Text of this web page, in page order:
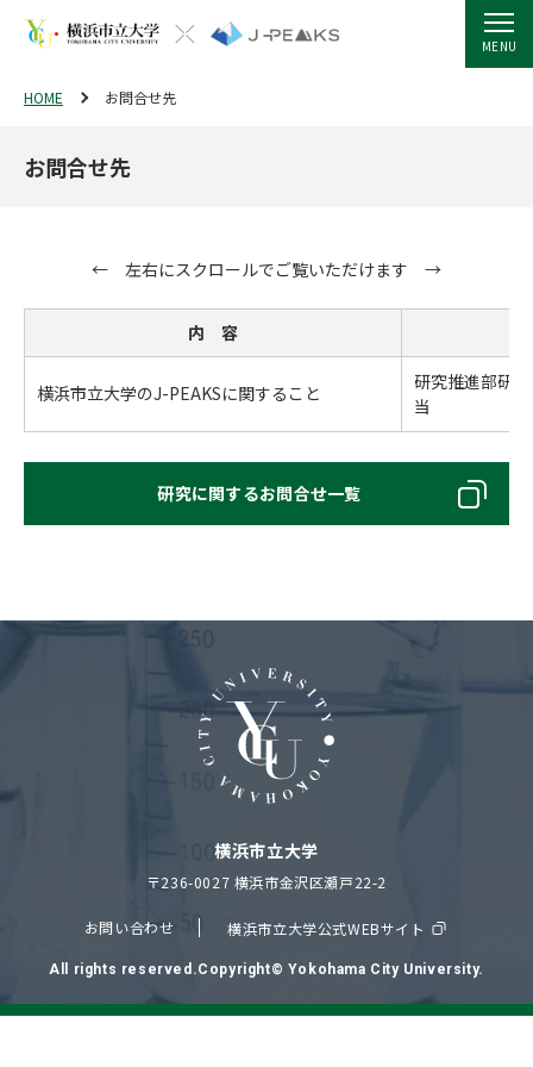
MENU
HOME お問合せ先
お問合せ先
内 容
横浜市立大学のJ-PEAKSに関すること
研究推進部研
当
研究に関するお問合せ一覧
横浜市立大学
〒236-0027 横浜市金沢区瀬戸22-2
お問い合わせ 横浜市立大学公式WEBサイト
All rights reserved.Copyright© Yokohama City University.